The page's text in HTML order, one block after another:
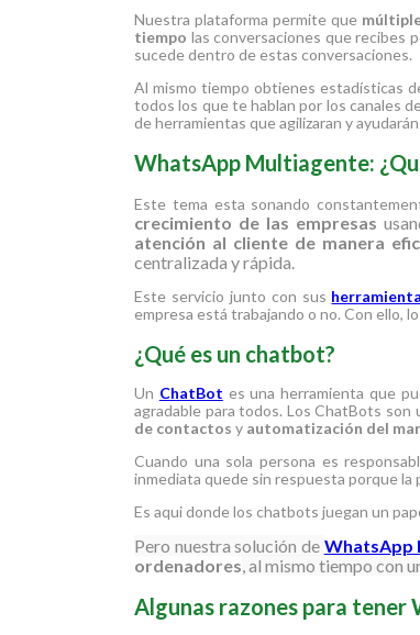
Nuestra plataforma permite que
tiempo las conversaciones que recibes
sucede dentro de estas conversaciones.
Al mismo tiempo obtienes estadísticas
todos los que te hablan por los canales
de herramientas que agilizaran y
WhatsApp Multiagente:
Este tema esta sonando
crecimiento de las empresas
atención al cliente de manera
centralizada y rápida.
Este servicio junto con sus
empresa está trabajando o no. Con ello,
¿Qué es un chatbot?
Un ChatBot es una herramienta que
agradable para todos. Los ChatBots
de contactos y automatización del
Cuando una sola persona es
inmediata quede sin respuesta porque
Es aqui donde los chatbots juegan un
Pero nuestra solución de WhatsApp
ordenadores, al mismo tiempo con
Algunas razones para